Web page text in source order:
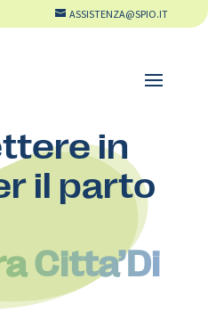
ASSISTENZA@SPIO.IT
in
il parto
Citta’Di